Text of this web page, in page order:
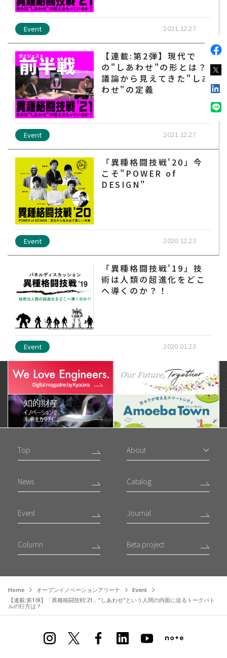
Event 2021.12.27
【連載:第2弾】現代で
の"しあわせ"の形とは？
議論から見えてきた"しあ
わせ"の定義
Event 2021.12.27
「異種格闘技戦'20」今
こそ"POWER of
DESIGN"
Event 2020.12.23
「異種格闘技戦'19」技
術は人類の超進化をどこ
へ導くのか？！
Event 2020.01.23
Top About
News Catalog
Event Journal
Column Beta project
Home オープンイノベーションアリーナ
Event
【連載:第1弾】「異種格闘技戦'21」"しあわせ"という人間の内面に迫るトークバト
ルの行方は？